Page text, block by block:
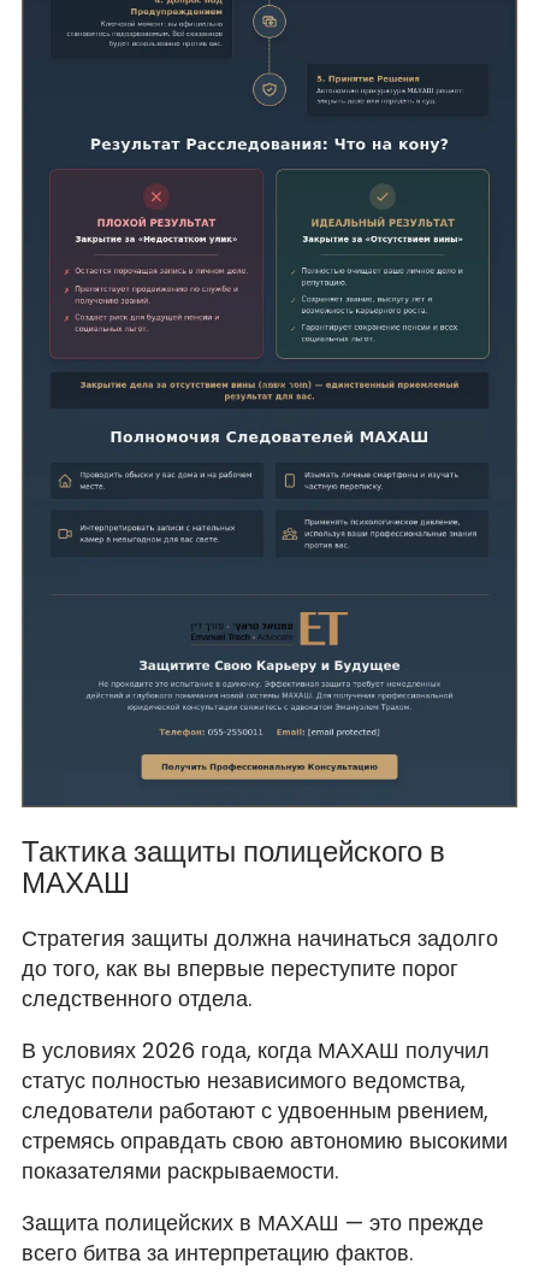
Тактика защиты полицейского в
МАХАШ
Стратегия защиты должна начинаться задолго
до того, как вы впервые переступите порог
следственного отдела.
В условиях 2026 года, когда МАХАШ получил
статус полностью независимого ведомства,
следователи работают с удвоенным рвением,
стремясь оправдать свою автономию высокими
показателями раскрываемости.
Защита полицейских в МАХАШ — это прежде
всего битва за интерпретацию фактов.